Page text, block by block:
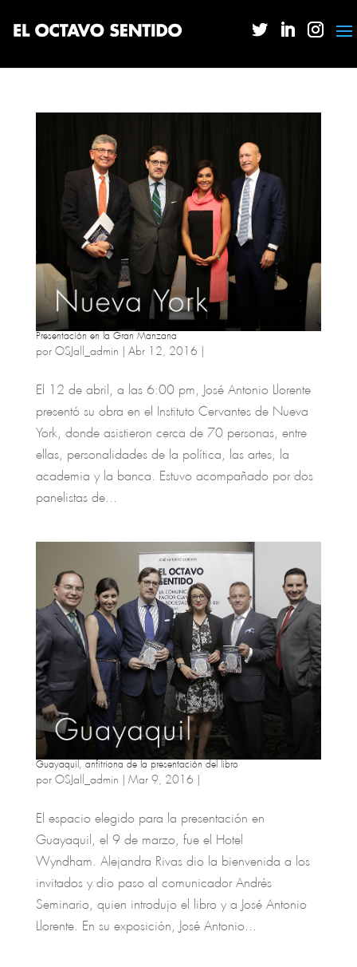
Presentación en la Gran Manzana
por OSJall_admin | Abr 12, 2016 |
El 12 de abril, a las 6:00 pm, José Antonio Llorente
presentó su obra en el Instituto Cervantes de Nueva
York, donde asistieron cerca de 70 personas, entre
ellas, personalidades de la política, las artes, la
academia y la banca. Estuvo acompañado por dos
panelistas de...
Guayaquil, anfitriona de la presentación del libro
por OSJall_admin Mar 9, 2016
El espacio elegido para la presentación en
Guayaquil, el 9 de marzo, fue el Hotel
Wyndham. Alejandra Rivas dio la bienvenida a los
invitados y dio paso al comunicador Andrés
Seminario, quien introdujo el libro y a José Antonio
Llorente. En su exposición, José Antonio...